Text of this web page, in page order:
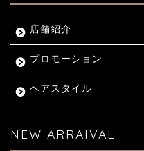
店舗紹介
プロモーション
ヘアスタイル
NEW ARRAIVAL